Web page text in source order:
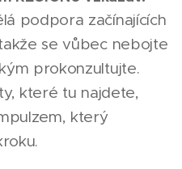
podpora začínajících
se vůbec nebojte
prokonzultujte.
které tu najdete,
který